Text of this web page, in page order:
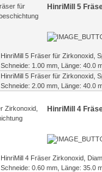
HinriMill 5
HinriMill 5 Fräser für Zirkonoxid,
Schneide: 1.00 mm, Länge: 40.0
HinriMill 5 Fräser für Zirkonoxid,
Schneide: 2.00 mm, Länge: 40.0
HinriMill 4
HinriMill 4 Fräser Zirkonoxid,
Schneide: 0.60 mm, Länge: 35.0